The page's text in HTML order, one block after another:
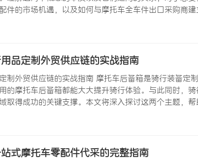
件的市场机遇，以及如何与摩托车全车件出口采购商
超过3亿辆，这些存量车辆在不断老化的同时，也…
品定制外贸供应链的实战指南
制外贸供应链的实战指南 摩托车后备箱是骑行装备定
的摩托车后备箱都能大大提升骑行体验。与此同时，
取得成功的关键支撑。本文将深入探讨这两个主题，
具、工具等随身物品。从使用场景来看，摩托车后备…
式摩托车零配件代采的完整指南